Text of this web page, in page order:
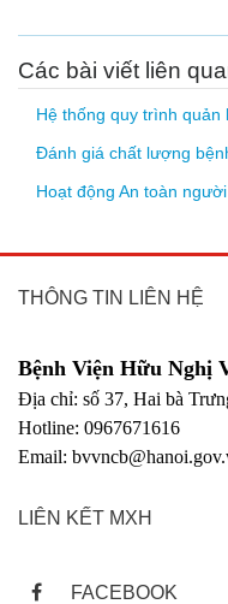
Các bài viết liên
Hệ thống quy trình quản
Đánh giá chất lượng
Hoạt động An toàn
THÔNG TIN LIÊN HỆ
Bệnh Viện Hữu Nghị
Địa chỉ: số 37, Hai bà
Hotline: 0967671616
Email:
LIÊN KẾT MXH
FACEBOOK